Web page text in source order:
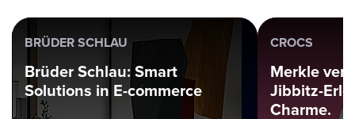
BRÜDER SCHLAU
Brüder Schlau: Smart
Solutions in E-commerce
CROCS
Merkle
Jibbitz-
Charme.